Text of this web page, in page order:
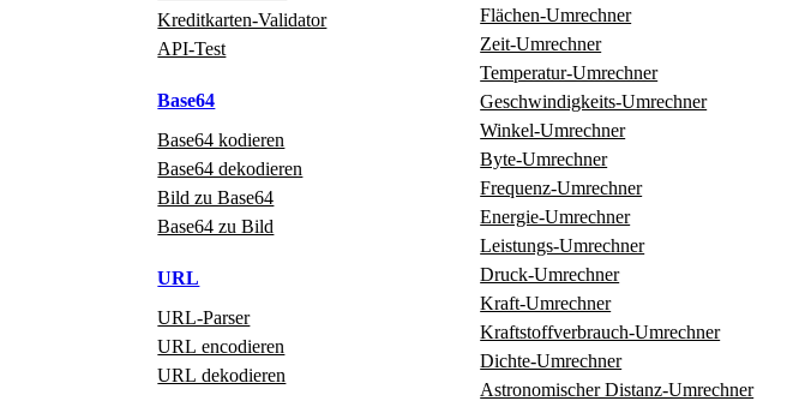
Kreditkarten‑Validator
API‑Test
Base64
Base64 kodieren
Base64 dekodieren
Bild zu Base64
Base64 zu Bild
URL
URL‑Parser
URL encodieren
URL dekodieren
Flächen‑Umrechner
Zeit‑Umrechner
Temperatur‑Umrechner
Geschwindigkeits‑Umrechner
Winkel‑Umrechner
Byte‑Umrechner
Frequenz‑Umrechner
Energie‑Umrechner
Leistungs‑Umrechner
Druck‑Umrechner
Kraft‑Umrechner
Kraftstoffverbrauch‑Umrechner
Dichte‑Umrechner
Astronomischer Distanz‑Umrechner